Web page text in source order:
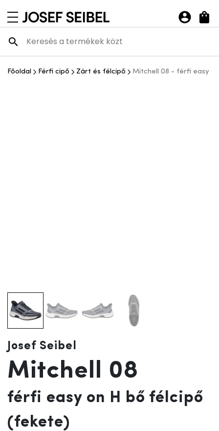
navigációs menü megnyitása
Josef Seibel Webshop
Főoldal Férfi cipő Zárt és félcipő Mitchell 08 - férfi easy
Josef Seibel
Mitchell 08
férfi easy on H bő félcipő
(fekete)